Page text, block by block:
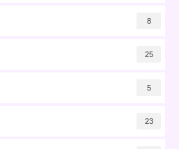
8
25
5
23